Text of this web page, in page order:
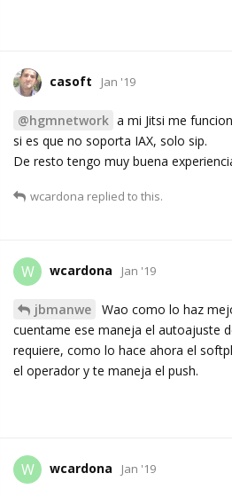
casoft Jan '19
@hgmnetwork a mi Jitsi me
si es que no soporta IAX, solo sip.
De resto tengo muy buena
wcardona replied to this.
W wcardona Jan '19
jbmanwe
Wao como lo haz
cuentame ese maneja el autoajuste
requiere, como lo hace ahora el
el operador y te maneja el push.
W wcardona Jan '19